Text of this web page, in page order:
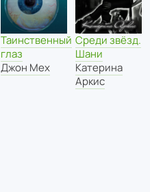
Таинственный
глаз
Джон Мех
Среди звёзд.
Шани
Катерина
Аркис